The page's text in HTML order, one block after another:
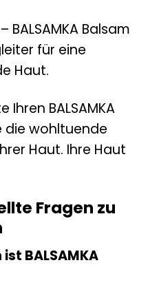
Balsam
für eine
Haut.
Ihren BALSAMKA
die wohltuende
Haut. Ihre Haut
Fragen zu
BALSAMKA